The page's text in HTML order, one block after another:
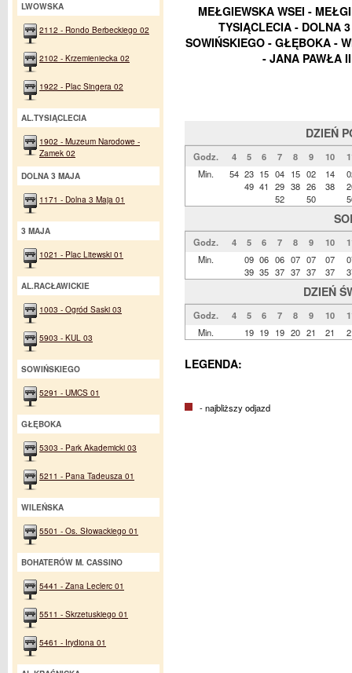
MEŁGIEWSKA WSEI -
TYSIĄCLECIA - DOLNA
SOWIŃSKIEGO - GŁĘBOKA -
- JANA PAWŁA
DZIEŃ
Godz. 4 5 6 7 8 9 10
Min.
54 23
49
15
41
04
29
52
15
38
02
26
50
14
38
Godz. 4 5 6 7 8 9 10
Min.
09
39
06
35
06
37
07
37
07
37
07
37
DZIEŃ
Godz. 4 5 6 7 8 9 10
Min.
19 19 19 20 21 21
LEGENDA:
- najbliższy odjazd
LWOWSKA
2112 - Rondo Berbeckiego 02
2102 - Krzemieniecka 02
1922 - Plac Singera 02
AL.TYSIĄCLECIA
1902 - Muzeum Narodowe -
Zamek 02
DOLNA 3 MAJA
1171 - Dolna 3 Maja 01
3 MAJA
1021 - Plac Litewski 01
AL.RACŁAWICKIE
1003 - Ogród Saski 03
5903 - KUL 03
SOWIŃSKIEGO
5291 - UMCS 01
GŁĘBOKA
5303 - Park Akademicki 03
5211 - Pana Tadeusza 01
WILEŃSKA
5501 - Os. Słowackiego 01
BOHATERÓW M. CASSINO
5441 - Zana Leclerc 01
5511 - Skrzetuskiego 01
5461 - Irydiona 01